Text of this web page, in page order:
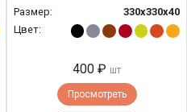
Размер:
330х330х40
Цвет:
400 ₽ шт
Просмотреть